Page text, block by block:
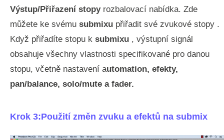
Výstup/Přiřazení stopyrozbalovací nabídka. Zde
můžete ke svému submixu přiřadit své zvukové stopy .
Když přiřadíte stopu k submixu , výstupní signál
obsahuje všechny vlastnosti specifikované pro danou
stopu, včetně nastavení automation, efekty,
pan/balance, solo/mute a fader.
Krok 3:Použití změn zvuku a efektů na submix